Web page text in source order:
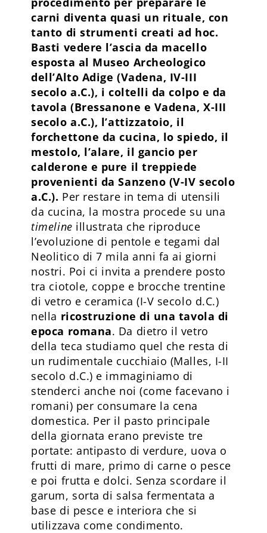
carni diventa quasi un rituale, con
tanto di strumenti creati ad hoc.
Basti vedere l’ascia da macello
esposta al Museo Archeologico
dell’Alto Adige (Vadena, IV-III
secolo a.C.), i coltelli da colpo e da
tavola (Bressanone e Vadena, X-III
secolo a.C.), l’attizzatoio, il
forchettone da cucina, lo spiedo, il
mestolo, l’alare, il gancio per
calderone e pure il treppiede
provenienti da Sanzeno (V-IV secolo
a.C.). Per restare in tema di utensili
da cucina, la mostra procede su una
timeline illustrata che riproduce
l’evoluzione di pentole e tegami dal
Neolitico di 7 mila anni fa ai giorni
nostri. Poi ci invita a prendere posto
tra ciotole, coppe e brocche trentine
di vetro e ceramica (I-V secolo d.C.)
nella ricostruzione di una tavola di
epoca romana. Da dietro il vetro
della teca studiamo quel che resta di
un rudimentale cucchiaio (Malles, I-II
secolo d.C.) e immaginiamo di
stenderci anche noi (come facevano i
romani) per consumare la cena
domestica. Per il pasto principale
della giornata erano previste tre
portate: antipasto di verdure, uova o
frutti di mare, primo di carne o pesce
e poi frutta e dolci. Senza scordare il
garum, sorta di salsa fermentata a
base di pesce e interiora che si
utilizzava come condimento.